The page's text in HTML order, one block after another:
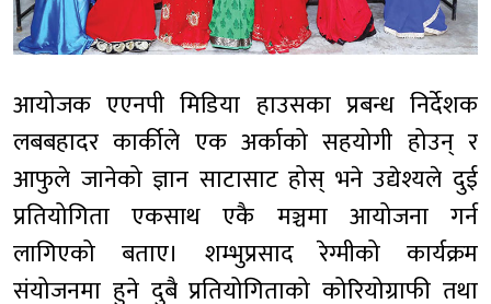
आयोजक एएनपी मिडिया हाउसका प्रबन्ध निर्देशक
लबबहादर कार्कीले एक अर्काको सहयोगी होउन् र
आफुले जानेको ज्ञान साटासाट होस् भने उद्येश्यले दुई
प्रतियोगिता एकसाथ एकै मञ्चमा आयोजना गर्न
लागिएको बताए। शम्भुप्रसाद रेग्मीको कार्यक्रम
संयोजनमा हुने दुबै प्रतियोगिताको कोरियोग्राफी तथा